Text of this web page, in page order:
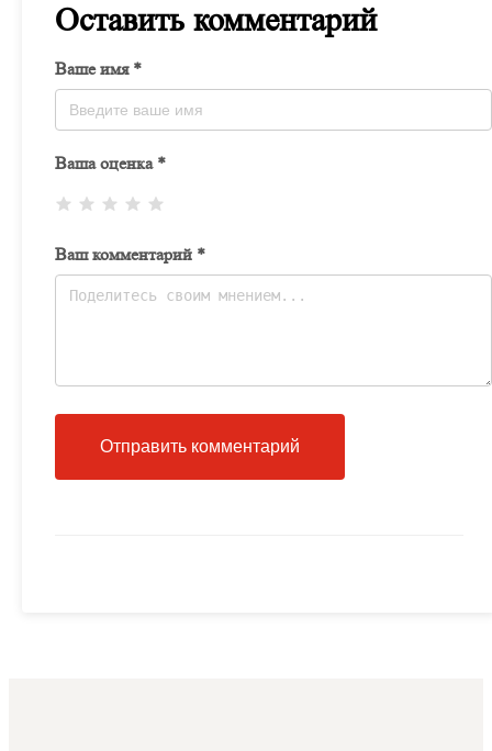
Оставить комментарий
Ваше имя *
Ваша оценка *
Ваш комментарий *
Отправить комментарий